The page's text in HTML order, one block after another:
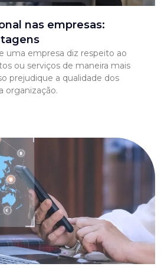
nas empresas:
uma empresa diz respeito ao
ou serviços de maneira mais
prejudique a qualidade dos
organização.